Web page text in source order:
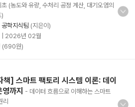
(농도와 유량, 수처리 공정 계산, 대기오염의
)
학지식팀 (지은이)
2026년 02월
(690원)
] 스마트 팩토리 시스템 이론: 데이
까지
- 데이터 흐름으로 이해하는 스마트
리